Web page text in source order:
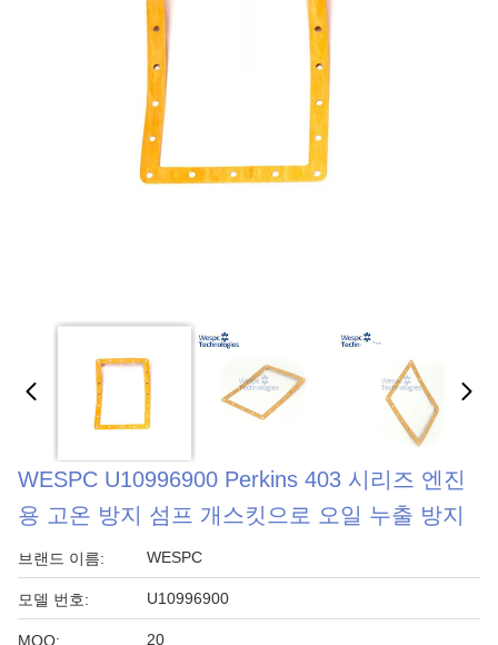
WESPC U10996900 Perkins 403 시리즈 엔진
용 고온 방지 섬프 개스킷으로 오일 누출 방지
브랜드 이름: WESPC
모델 번호: U10996900
MOQ: 20